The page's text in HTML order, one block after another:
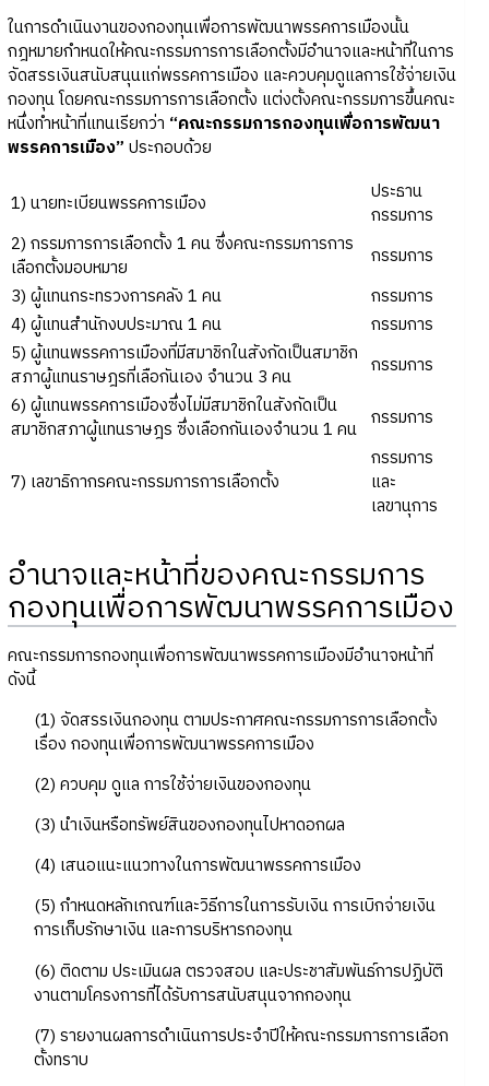
ในการดำเนินงานของกองทุนเพื่อการพัฒนาพรรคการเมืองนั้น
กฎหมายกำหนดให้คณะกรรมการการเลือกตั้งมีอำนาจและหน้าที่ในการ
จัดสรรเงินสนับสนุนแก่พรรคการเมือง และควบคุมดูแลการใช้จ่ายเงิน
กองทุน โดยคณะกรรมการการเลือกตั้ง แต่งตั้งคณะกรรมการขึ้นคณะ
หนึ่งทำหน้าที่แทนเรียกว่า “คณะกรรมการกองทุนเพื่อการพัฒนา
พรรคการเมือง” ประกอบด้วย
1) นายทะเบียนพรรคการเมือง
ประธาน
กรรมการ
2) กรรมการการเลือกตั้ง 1 คน ซึ่งคณะกรรมการการ
เลือกตั้งมอบหมาย
กรรมการ
3) ผู้แทนกระทรวงการคลัง 1 คน
กรรมการ
4) ผู้แทนสำนักงบประมาณ 1 คน
กรรมการ
5) ผู้แทนพรรคการเมืองที่มีสมาชิกในสังกัดเป็นสมาชิก
สภาผู้แทนราษฎรที่เลือกันเอง จำนวน 3 คน
กรรมการ
6) ผู้แทนพรรคการเมืองซึ่งไม่มีสมาชิกในสังกัดเป็น
สมาชิกสภาผู้แทนราษฎร ซึ่งเลือกกันเองจำนวน 1 คน กรรมการ
7) เลขาธิกากรคณะกรรมการการเลือกตั้ง
กรรมการ
และ
เลขานุการ
อำนาจและหน้าที่ของคณะกรรมการ
กองทุนเพื่อการพัฒนาพรรคการเมือง
คณะกรรมการกองทุนเพื่อการพัฒนาพรรคการเมืองมีอำนาจหน้าที่
ดังนี้
(1) จัดสรรเงินกองทุน ตามประกาศคณะกรรมการการเลือกตั้ง
เรื่อง กองทุนเพื่อการพัฒนาพรรคการเมือง
(2) ควบคุม ดูแล การใช้จ่ายเงินของกองทุน
(3) นำเงินหรือทรัพย์สินของกองทุนไปหาดอกผล
(4) เสนอแนะแนวทางในการพัฒนาพรรคการเมือง
(5) กำหนดหลักเกณฑ์และวิธีการในการรับเงิน การเบิกจ่ายเงิน
การเก็บรักษาเงิน และการบริหารกองทุน
(6) ติดตาม ประเมินผล ตรวจสอบ และประชาสัมพันธ์การปฏิบัติ
งานตามโครงการที่ได้รับการสนับสนุนจากกองทุน
(7) รายงานผลการดำเนินการประจำปีให้คณะกรรมการการเลือก
ตั้งทราบ